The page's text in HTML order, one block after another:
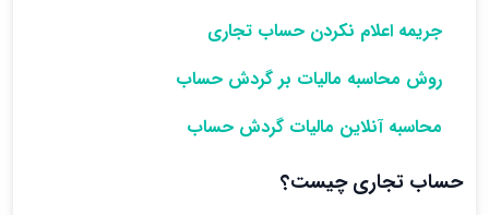
جریمه اعلام نکردن حساب تجاری
روش محاسبه مالیات بر گردش حساب
محاسبه آنلاین مالیات گردش حساب
حساب تجاری چیست؟